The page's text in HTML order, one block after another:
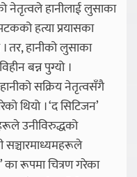
नेतृत्वले हानीलाई लुसाका
हत्या प्रयासका
तर, हानीको लुसाका
बन्न पुग्यो ।
सक्रिय नेतृत्वसँगै
थियो । ‘द सिटिजन’
उनीविरुद्धको
सञ्चारमाध्यमहरूले
का रूपमा चित्रण गरेका